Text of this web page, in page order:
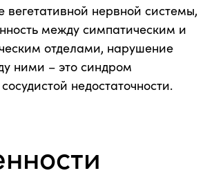
вегетативной нервной системы,
между симпатическим и
отделами, нарушение
ними – это синдром
недостаточности.